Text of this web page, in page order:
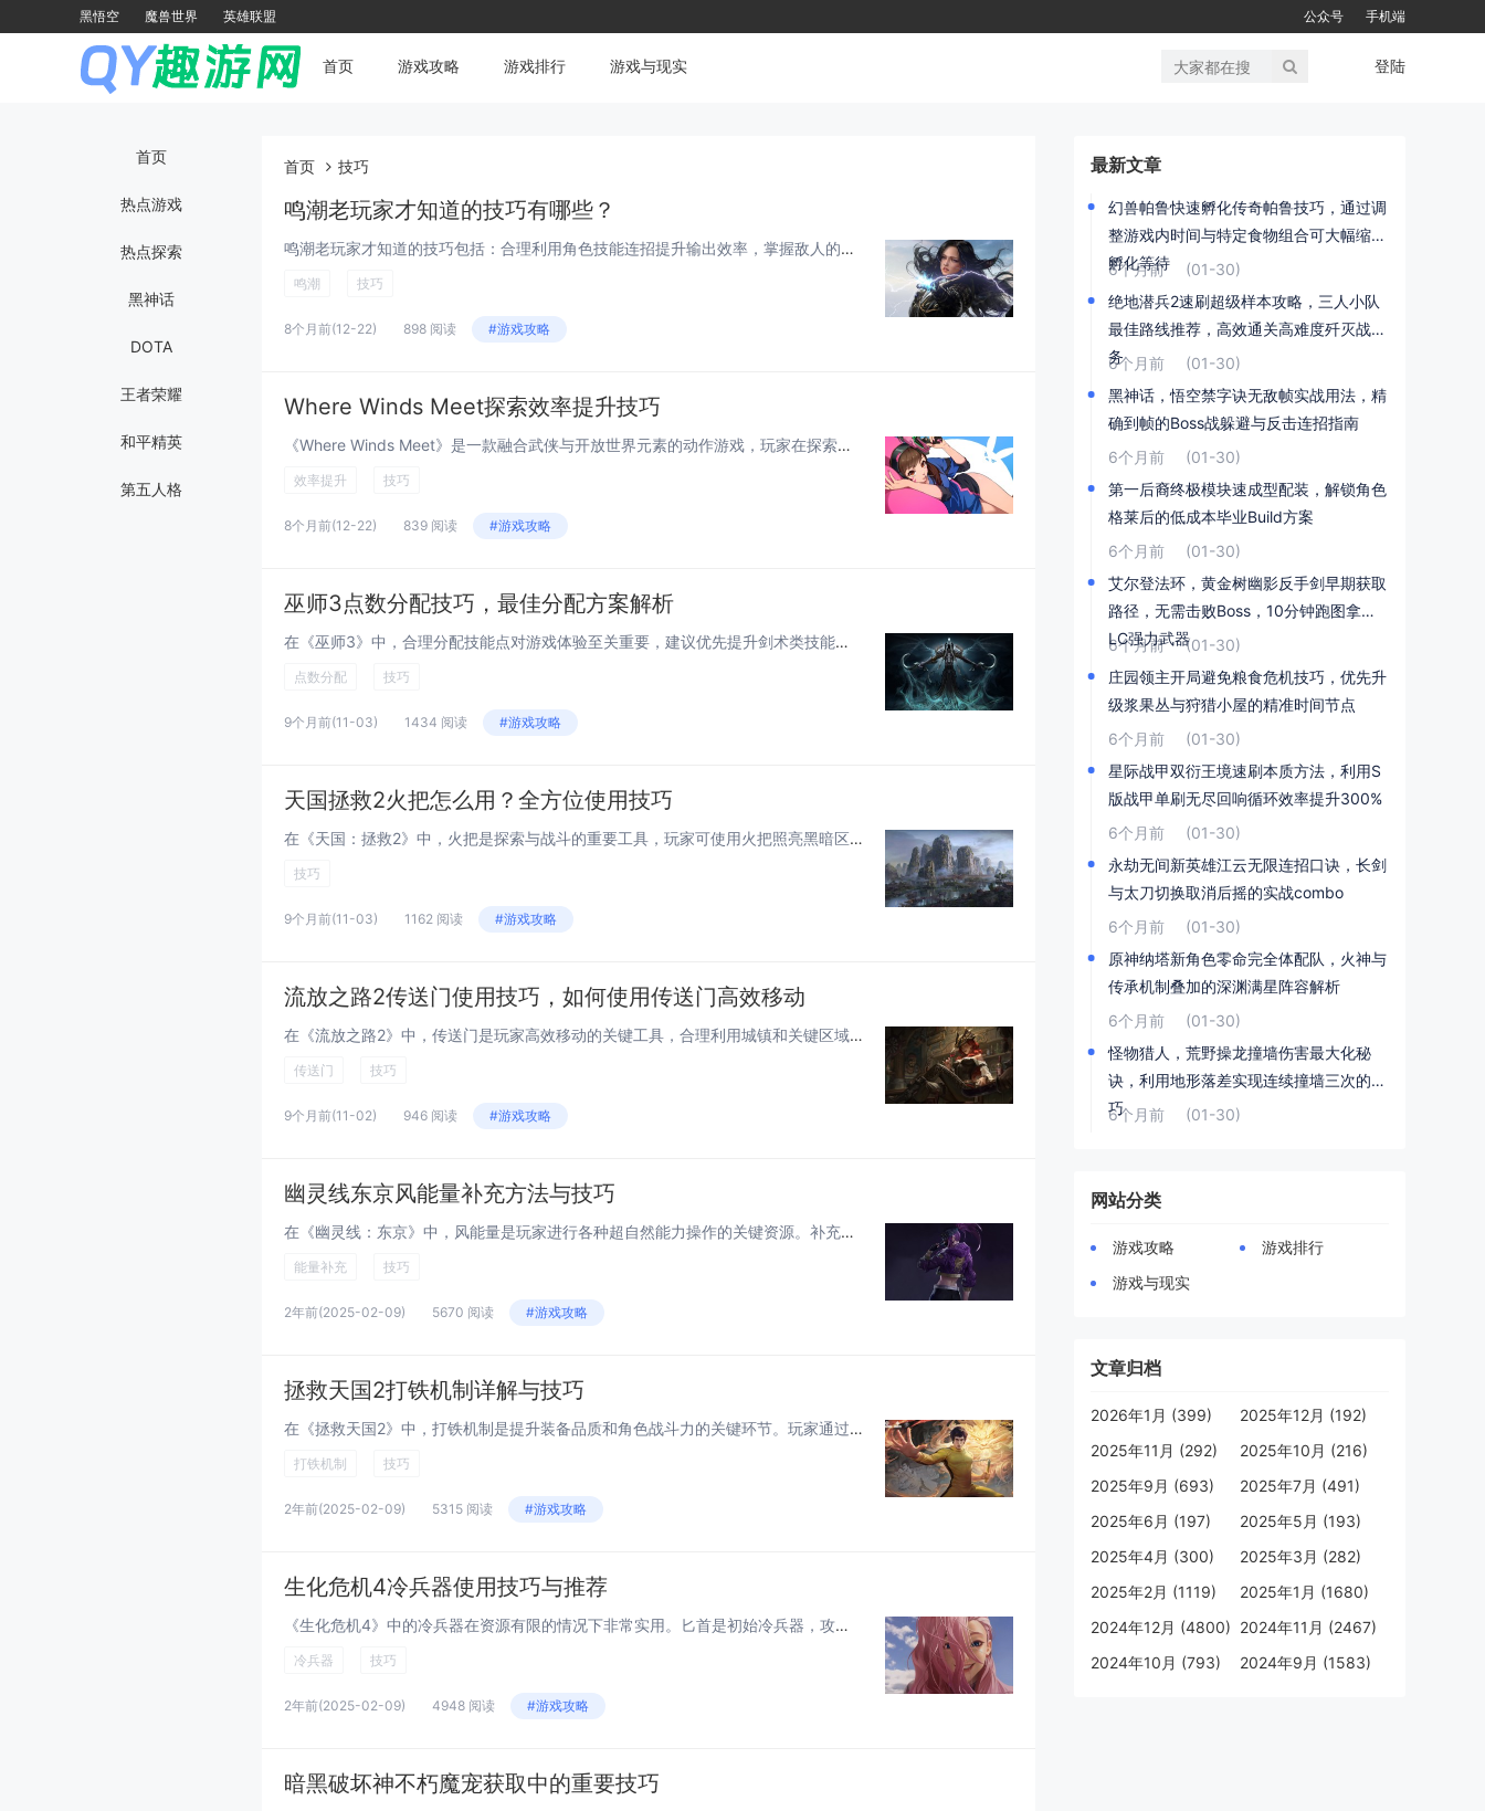
黑悟空 魔兽世界 英雄联盟 公众号 手机端
首页 游戏攻略 游戏排行 游戏与现实 登陆
首页
热点游戏
热点探索
黑神话
DOTA
王者荣耀
和平精英
第五人格
首页 技巧
鸣潮老玩家才知道的技巧有哪些？
鸣潮老玩家才知道的技巧包括：合理利用角色技能连招提升输出效率，掌握敌人的攻击节奏进行精准闪避以触发“残像”机制获得增益，优先升级核心角色避免资源分散，灵活切换队伍成员应对不同副本机制，善用环境互动元素造成额外伤害，每日任务和体力分配需规划到...
鸣潮 技巧
8个月前(12-22) 898 阅读 #游戏攻略
Where Winds Meet探索效率提升技巧
《Where Winds Meet》是一款融合武侠与开放世界元素的动作游戏，玩家在探索过程中可通过掌握效率提升技巧来优化游戏体验，通过合理规划路线、善用轻功与快速移动机制，能大幅缩短赶路时间，熟练运用战斗连招与技能切换，可提高刷怪与任务完成...
效率提升 技巧
8个月前(12-22) 839 阅读 #游戏攻略
巫师3点数分配技巧，最佳分配方案解析
在《巫师3》中，合理分配技能点对游戏体验至关重要，建议优先提升剑术类技能，增强近战输出与生存能力；法印方面推荐强化亚克席和伊格尼，兼顾控制与伤害，根据职业风格可选择不同路线：战斗型加点侧重武器伤害，法术型则提升法印效果与范围，部分关键技能如...
点数分配 技巧
9个月前(11-03) 1434 阅读 #游戏攻略
天国拯救2火把怎么用？全方位使用技巧
在《天国：拯救2》中，火把是探索与战斗的重要工具，玩家可使用火把照亮黑暗区域，发现隐藏线索或宝物，同时能点燃敌人、引爆炸药桶造成范围伤害，火把还可用于生火取暖、烹饪食物，提升生存能力，切换至火把后，长按使用键可投掷，精准打击远处目标，建议在...
技巧
9个月前(11-03) 1162 阅读 #游戏攻略
流放之路2传送门使用技巧，如何使用传送门高效移动
在《流放之路2》中，传送门是玩家高效移动的关键工具，合理利用城镇和关键区域的传送门网络，可大幅节省跑图时间，建议优先解锁主线沿途的重要传送点，并在每个区域清理前确认最近的传送门位置，组队时可借助队友已激活的传送门快速集结，携带“远距离传送”...
传送门 技巧
9个月前(11-02) 946 阅读 #游戏攻略
幽灵线东京风能量补充方法与技巧
在《幽灵线：东京》中，风能量是玩家进行各种超自然能力操作的关键资源。补充风能量的主要方法包括探索环境、击败敌人和完成特定任务。游戏中散布着许多能量源点，玩家可以通过互动来快速恢复风能量。在战斗中成功闪避或反击敌人的攻击也会获得少量风能量。探...
能量补充 技巧
2年前(2025-02-09) 5670 阅读 #游戏攻略
拯救天国2打铁机制详解与技巧
在《拯救天国2》中，打铁机制是提升装备品质和角色战斗力的关键环节。玩家通过收集矿石、燃料等资源，在铁匠铺中锻造或升级武器与防具。打铁的核心在于精准控制温度和捶打次数，不同装备对这两项参数要求各异。初期建议选择较易掌握的普通材质进行练习，熟悉...
打铁机制 技巧
2年前(2025-02-09) 5315 阅读 #游戏攻略
生化危机4冷兵器使用技巧与推荐
《生化危机4》中的冷兵器在资源有限的情况下非常实用。匕首是初始冷兵器，攻击速度快但伤害较低，适合对付单个杂兵。近战武器中，链条威力较大，可一击击倒敌人，尤其对盾牌士兵有效；而斧头则适合劈砍，面对成群敌人时能发挥不错效果。使用冷兵器需注意时机...
冷兵器 技巧
2年前(2025-02-09) 4948 阅读 #游戏攻略
暗黑破坏神不朽魔宠获取中的重要技巧
最新文章
幻兽帕鲁快速孵化传奇帕鲁技巧，通过调
整游戏内时间与特定食物组合可大幅缩短
孵化等待
6个月前
(01-30)
绝地潜兵2速刷超级样本攻略，三人小队
最佳路线推荐，高效通关高难度歼灭战任
务
6个月前
(01-30)
黑神话，悟空禁字诀无敌帧实战用法，精
确到帧的Boss战躲避与反击连招指南
6个月前
(01-30)
第一后裔终极模块速成型配装，解锁角色
格莱后的低成本毕业Build方案
6个月前
(01-30)
艾尔登法环，黄金树幽影反手剑早期获取
路径，无需击败Boss，10分钟跑图拿到D
LC强力武器
6个月前
(01-30)
庄园领主开局避免粮食危机技巧，优先升
级浆果丛与狩猎小屋的精准时间节点
6个月前
(01-30)
星际战甲双衍王境速刷本质方法，利用S
版战甲单刷无尽回响循环效率提升300%
6个月前
(01-30)
永劫无间新英雄江云无限连招口诀，长剑
与太刀切换取消后摇的实战combo
6个月前
(01-30)
原神纳塔新角色零命完全体配队，火神与
传承机制叠加的深渊满星阵容解析
6个月前
(01-30)
怪物猎人，荒野操龙撞墙伤害最大化秘
诀，利用地形落差实现连续撞墙三次的技
巧
6个月前 (01-30)
网站分类
游戏攻略
游戏排行
游戏与现实
文章归档
2026年1月 (399)
2025年12月 (192)
2025年11月 (292)
2025年10月 (216)
2025年9月 (693)
2025年7月 (491)
2025年6月 (197)
2025年5月 (193)
2025年4月 (300)
2025年3月 (282)
2025年2月 (1119)
2025年1月 (1680)
2024年12月 (4800) 2024年11月 (2467)
2024年10月 (793)
2024年9月 (1583)